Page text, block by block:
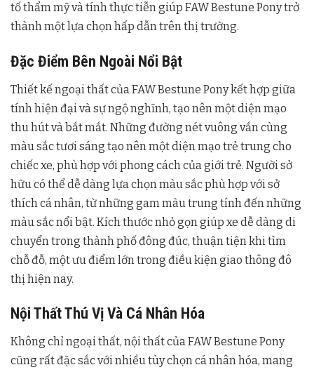
tố thẩm mỹ và tính thực tiễn giúp FAW Bestune Pony trở
thành một lựa chọn hấp dẫn trên thị trường.
Đặc Điểm Bên Ngoài Nổi Bật
Thiết kế ngoại thất của FAW Bestune Pony kết hợp giữa
tính hiện đại và sự ngộ nghĩnh, tạo nên một diện mạo
thu hút và bắt mắt. Những đường nét vuông vắn cùng
màu sắc tươi sáng tạo nên một diện mạo trẻ trung cho
chiếc xe, phù hợp với phong cách của giới trẻ. Người sở
hữu có thể dễ dàng lựa chọn màu sắc phù hợp với sở
thích cá nhân, từ những gam màu trung tính đến những
màu sắc nổi bật. Kích thước nhỏ gọn giúp xe dễ dàng di
chuyển trong thành phố đông đúc, thuận tiện khi tìm
chỗ đỗ, một ưu điểm lớn trong điều kiện giao thông đô
thị hiện nay.
Nội Thất Thú Vị Và Cá Nhân Hóa
Không chỉ ngoại thất, nội thất của FAW Bestune Pony
cũng rất đặc sắc với nhiều tùy chọn cá nhân hóa, mang